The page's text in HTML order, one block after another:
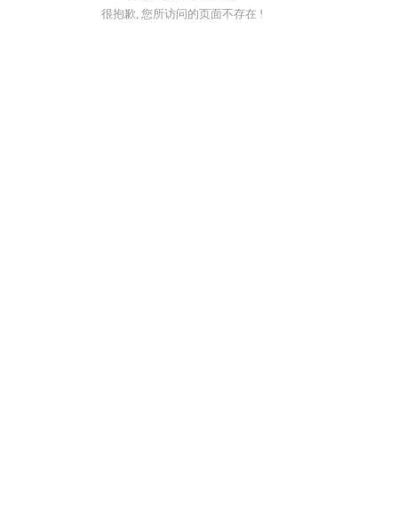
很抱歉, 您所访问的页面不存在 !